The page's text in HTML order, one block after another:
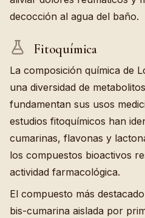
decocción al agua del baño.
Fitoquímica
La composición química de
una diversidad de
fundamentan sus usos
estudios fitoquímicos han
cumarinas, flavonas y
los compuestos bioactivos
actividad farmacológica.
El compuesto más
bis-cumarina aislada por